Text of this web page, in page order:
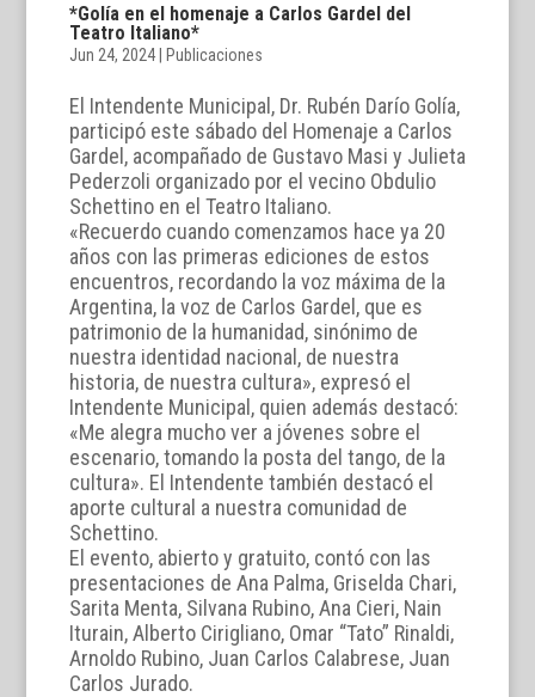
*Golía en el homenaje a Carlos Gardel del
Teatro Italiano*
Jun 24, 2024| Publicaciones
El Intendente Municipal, Dr. Rubén Darío Golía,
participó este sábado del Homenaje a Carlos
Gardel, acompañado de Gustavo Masi y Julieta
Pederzoli organizado por el vecino Obdulio
Schettino en el Teatro Italiano.
«Recuerdo cuando comenzamos hace ya 20
años con las primeras ediciones de estos
encuentros, recordando la voz máxima de la
Argentina, la voz de Carlos Gardel, que es
patrimonio de la humanidad, sinónimo de
nuestra identidad nacional, de nuestra
historia, de nuestra cultura», expresó el
Intendente Municipal, quien además destacó:
«Me alegra mucho ver a jóvenes sobre el
escenario, tomando la posta del tango, de la
cultura». El Intendente también destacó el
aporte cultural a nuestra comunidad de
Schettino.
El evento, abierto y gratuito, contó con las
presentaciones de Ana Palma, Griselda Chari,
Sarita Menta, Silvana Rubino, Ana Cieri, Nain
Iturain, Alberto Cirigliano, Omar “Tato” Rinaldi,
Arnoldo Rubino, Juan Carlos Calabrese, Juan
Carlos Jurado.